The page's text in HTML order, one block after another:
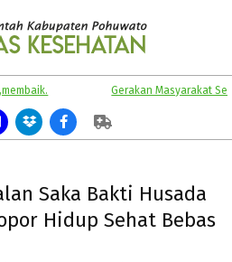
Gerakan Masyarakat Sehat.
Saka Bakti Husada
Hidup Sehat Bebas